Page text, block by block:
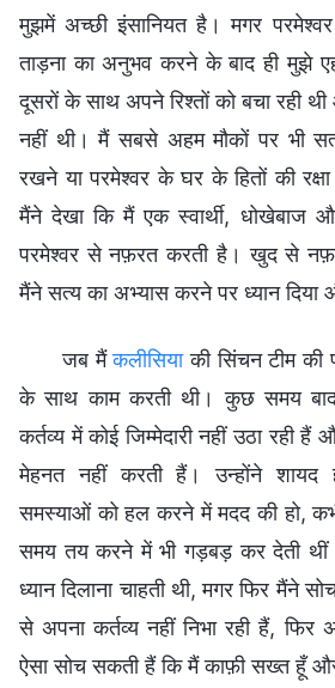
मुझमें अच्छी इंसानियत है। मगर
ताड़ना का अनुभव करने के बाद ही मुझे
दूसरों के साथ अपने रिश्तों को बचा रही
नहीं थी। मैं सबसे अहम मौकों पर भी
रखने या परमेश्वर के घर के हितों की
मैंने देखा कि मैं एक स्वार्थी, धोखेबाज
परमेश्वर से नफ़रत करती है। खुद से
मैंने सत्य का अभ्यास करने पर ध्यान
जब मैंकलीसियाकी सिंचन टीम की
के साथ काम करती थी। कुछ समय
कर्तव्य में कोई जिम्मेदारी नहीं उठा रही
मेहनत नहीं करती हैं। उन्होंने शायद
समस्याओं को हल करने में मदद की हो,
समय तय करने में भी गड़बड़ कर देती
ध्यान दिलाना चाहती थी, मगर फिर मैंने
से अपना कर्तव्य नहीं निभा रही हैं,
ऐसा सोच सकती हैं कि मैं काफ़ी सख्त हूँ